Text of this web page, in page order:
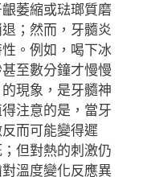
萎縮或琺瑯質磨
；然而，牙髓炎
。例如，喝下冰
至數分鐘才慢慢
現象，是牙髓神
注意的是，當牙
而可能變得遲
但對熱的刺激仍
溫度變化反應異